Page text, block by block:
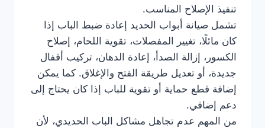
تنفيذ الإصلاح المناسب.
تشمل صيانة أبواب الحديد إعادة ضبط الباب إذا
كان مائلًا، تغيير المفصلات، تقوية اللحام، إصلاح
الكسور، إزالة الصدأ، إعادة الدهان، تركيب أقفال
جديدة، أو تعديل طريقة الفتح والإغلاق. كما يمكن
إضافة قطع حماية أو تقوية للباب إذا كان يحتاج إلى
دعم إضافي.
من المهم عدم تجاهل مشاكل الباب الحديدي، لأن